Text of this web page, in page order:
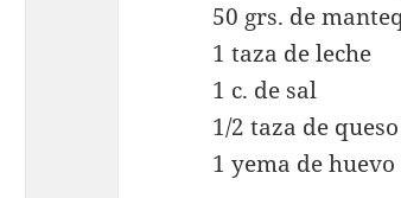
50 grs. de
1 taza de leche
1 c. de sal
1/2 taza de
1 yema de huevo